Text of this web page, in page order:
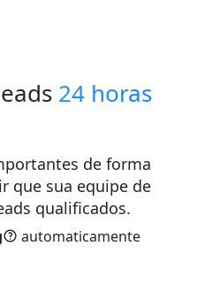
24 horas
de forma
que sua equipe de
qualificados.
automaticamente